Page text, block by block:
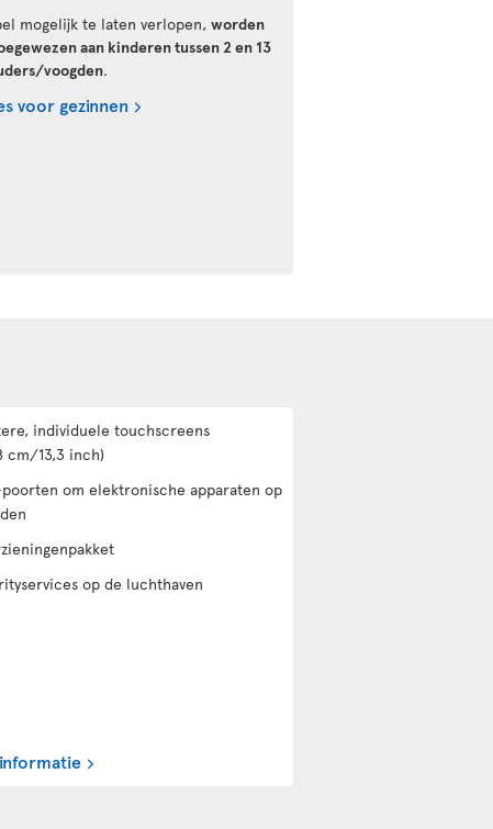
mogelijk te laten verlopen, worden
aan kinderen tussen 2 en 13
voogden.
voor gezinnen
individuele touchscreens
cm/13,3 inch)
poorten om elektronische apparaten op
op de luchthaven